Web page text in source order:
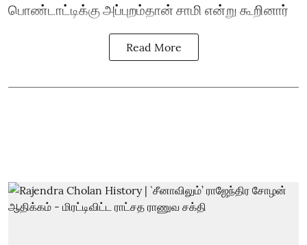
பொண்டாட்டிக்கு அப்புறம்தான் சாமி என்று கூறினார்
Read More